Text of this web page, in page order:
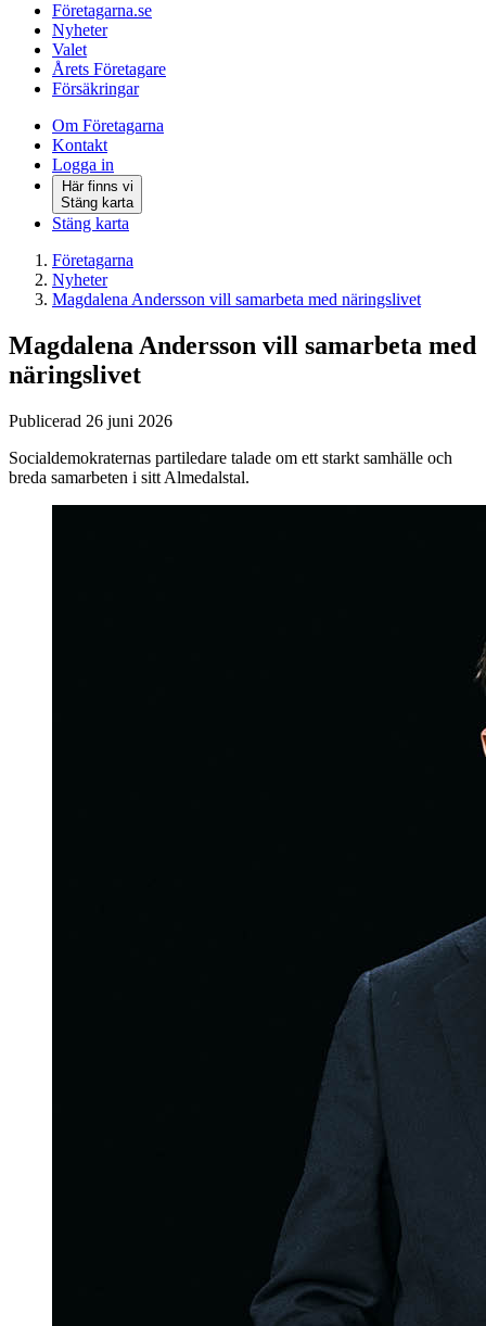
Företagarna.se
Nyheter
Valet
Årets Företagare
Försäkringar
Om Företagarna
Kontakt
Logga in
Här finns vi
Stäng karta
Stäng karta
Företagarna
Nyheter
Magdalena Andersson vill samarbeta med näringslivet
Magdalena Andersson vill samarbeta med
näringslivet
Publicerad 26 juni 2026
Socialdemokraternas partiledare talade om ett starkt samhälle och
breda samarbeten i sitt Almedalstal.